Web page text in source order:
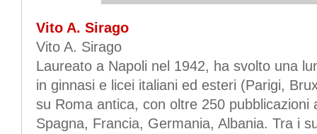
Vito A. Sirago
Vito A. Sirago
Laureato a Napoli nel 1942, ha svolto una
in ginnasi e licei italiani ed esteri (Parigi,
su Roma antica, con oltre 250 pubblicazioni
Spagna, Francia, Germania, Albania. Tra i